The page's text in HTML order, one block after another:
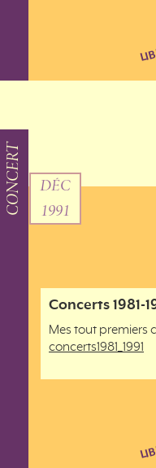
CONCERT
DÉC
1991
Concerts 1981-
Mes tout premiers
concerts1981_1991